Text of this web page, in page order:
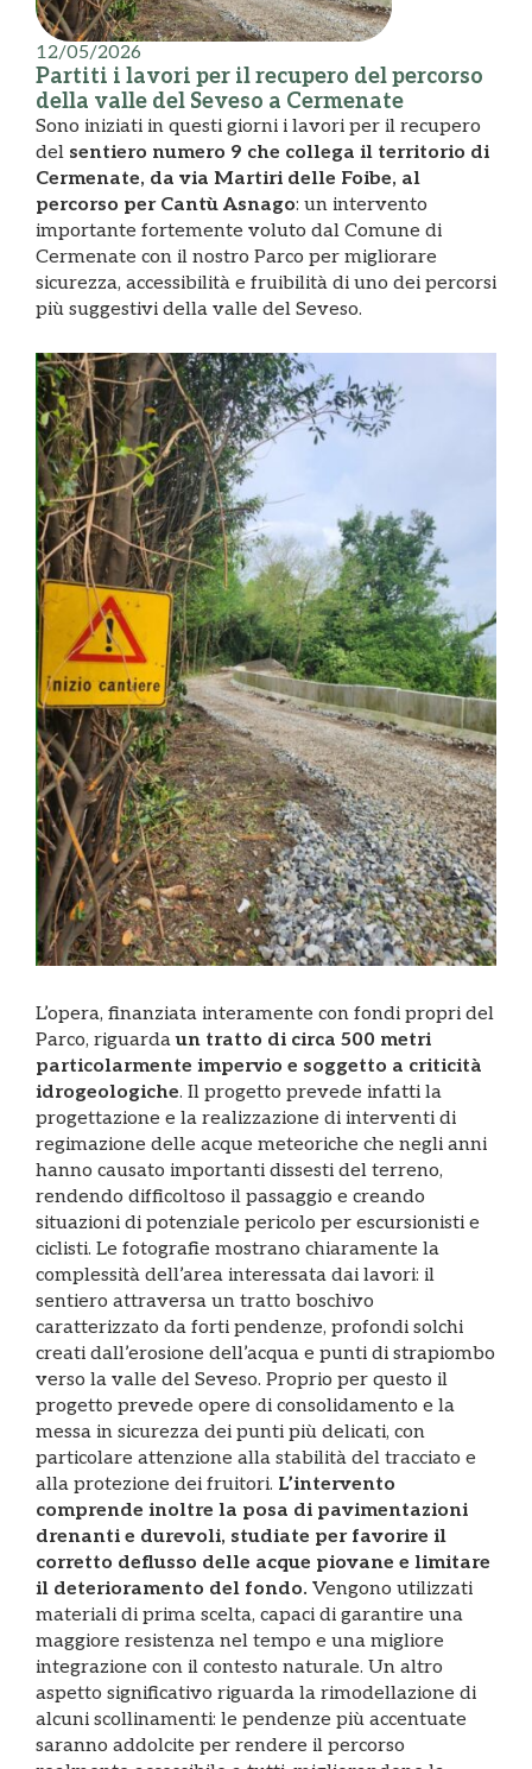
12/05/2026
Partiti i lavori per il recupero del percorso
della valle del Seveso a Cermenate
Sono iniziati in questi giorni i lavori per il recupero
del sentiero numero 9 che collega il territorio di
Cermenate, da via Martiri delle Foibe, al
percorso per Cantù Asnago: un intervento
importante fortemente voluto dal Comune di
Cermenate con il nostro Parco per migliorare
sicurezza, accessibilità e fruibilità di uno dei percorsi
più suggestivi della valle del Seveso.
L’opera, finanziata interamente con fondi propri del
Parco, riguardaun tratto di circa 500 metri
particolarmente impervio e soggetto a criticità
idrogeologiche. Il progetto prevede infatti la
progettazione e la realizzazione di interventi di
regimazione delle acque meteoriche che negli anni
hanno causato importanti dissesti del terreno,
rendendo difficoltoso il passaggio e creando
situazioni di potenziale pericolo per escursionisti e
ciclisti. Le fotografie mostrano chiaramente la
complessità dell’area interessata dai lavori: il
sentiero attraversa un tratto boschivo
caratterizzato da forti pendenze, profondi solchi
creati dall’erosione dell’acqua e punti di strapiombo
verso la valle del Seveso. Proprio per questo il
progetto prevede opere di consolidamento e la
messa in sicurezza dei punti più delicati, con
particolare attenzione alla stabilità del tracciato e
alla protezione dei fruitori. L’intervento
comprende inoltre la posa di pavimentazioni
drenanti e durevoli, studiate per favorire il
corretto deflusso delle acque piovane e limitare
il deterioramento del fondo. Vengono utilizzati
materiali di prima scelta, capaci di garantire una
maggiore resistenza nel tempo e una migliore
integrazione con il contesto naturale. Un altro
aspetto significativo riguarda la rimodellazione di
alcuni scollinamenti: le pendenze più accentuate
saranno addolcite per rendere il percorso